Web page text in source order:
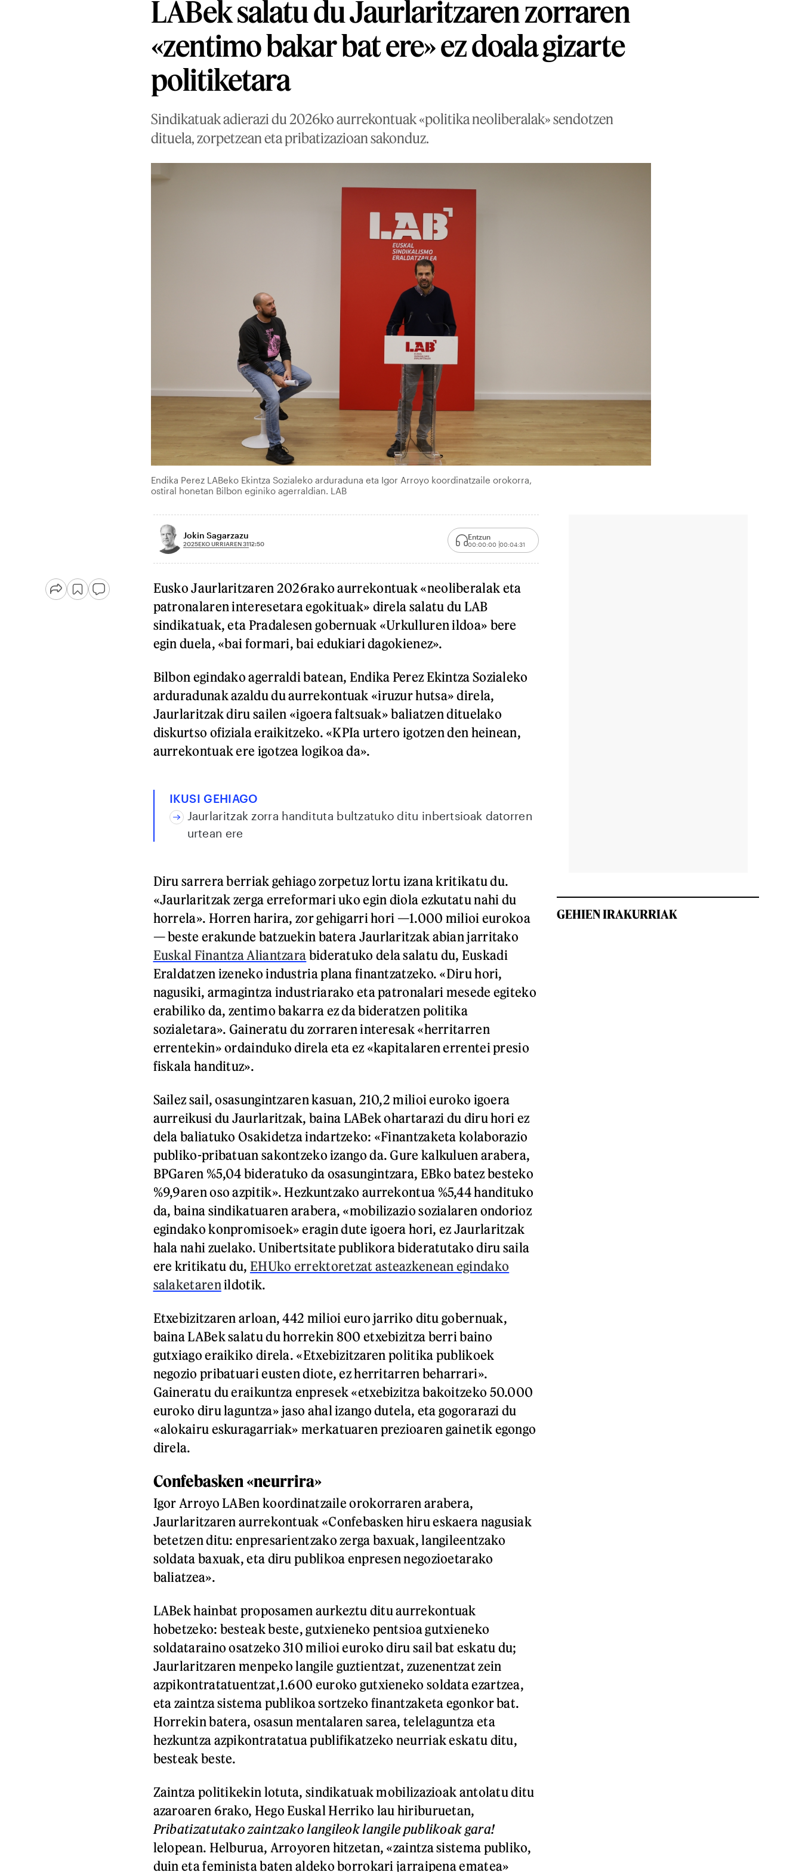
LABek salatu du Jaurlaritzaren zorraren
«zentimo bakar bat ere» ez doala gizarte
politiketara
Sindikatuak adierazi du 2026ko aurrekontuak «politika neoliberalak» sendotzen
dituela, zorpetzean eta pribatizazioan sakonduz.
Endika Perez LABeko Ekintza Sozialeko arduraduna eta Igor Arroyo koordinatzaile orokorra,
ostiral honetan Bilbon eginiko agerraldian. LAB
Jokin Sagarzazu
2025EKO URRIAREN 3112:50
Entzun
00:00:00 00:04:31
Eusko Jaurlaritzaren 2026rako aurrekontuak «neoliberalak eta
patronalaren interesetara egokituak» direla salatu du LAB
sindikatuak, eta Pradalesen gobernuak «Urkulluren ildoa» bere
egin duela, «bai formari, bai edukiari dagokienez».
Bilbon egindako agerraldi batean, Endika Perez Ekintza Sozialeko
arduradunak azaldu du aurrekontuak «iruzur hutsa» direla,
Jaurlaritzak diru sailen «igoera faltsuak» baliatzen dituelako
diskurtso ofiziala eraikitzeko. «KPIa urtero igotzen den heinean,
aurrekontuak ere igotzea logikoa da».
IKUSI GEHIAGO
Jaurlaritzak zorra handituta bultzatuko ditu inbertsioak datorren
urtean ere
Diru sarrera berriak gehiago zorpetuz lortu izana kritikatu du.
«Jaurlaritzak zerga erreformari uko egin diola ezkutatu nahi du
horrela». Horren harira, zor gehigarri hori —1.000 milioi eurokoa
— beste erakunde batzuekin batera Jaurlaritzak abian jarritako
Euskal Finantza Aliantzara bideratuko dela salatu du, Euskadi
Eraldatzen izeneko industria plana finantzatzeko. «Diru hori,
nagusiki, armagintza industriarako eta patronalari mesede egiteko
erabiliko da, zentimo bakarra ez da bideratzen politika
sozialetara». Gaineratu du zorraren interesak «herritarren
errentekin» ordainduko direla eta ez «kapitalaren errentei presio
fiskala handituz».
Sailez sail, osasungintzaren kasuan, 210,2 milioi euroko igoera
aurreikusi du Jaurlaritzak, baina LABek ohartarazi du diru hori ez
dela baliatuko Osakidetza indartzeko: «Finantzaketa kolaborazio
publiko-pribatuan sakontzeko izango da. Gure kalkuluen arabera,
BPGaren %5,04 bideratuko da osasungintzara, EBko batez besteko
%9,9aren oso azpitik». Hezkuntzako aurrekontua %5,44 handituko
da, baina sindikatuaren arabera, «mobilizazio sozialaren ondorioz
egindako konpromisoek» eragin dute igoera hori, ez Jaurlaritzak
hala nahi zuelako. Unibertsitate publikora bideratutako diru saila
ere kritikatu du, EHUko errektoretzat asteazkenean egindako
salaketaren ildotik.
Etxebizitzaren arloan, 442 milioi euro jarriko ditu gobernuak,
baina LABek salatu du horrekin 800 etxebizitza berri baino
gutxiago eraikiko direla. «Etxebizitzaren politika publikoek
negozio pribatuari eusten diote, ez herritarren beharrari».
Gaineratu du eraikuntza enpresek «etxebizitza bakoitzeko 50.000
euroko diru laguntza» jaso ahal izango dutela, eta gogorarazi du
«alokairu eskuragarriak» merkatuaren prezioaren gainetik egongo
direla.
Confebasken «neurrira»
Igor Arroyo LABen koordinatzaile orokorraren arabera,
Jaurlaritzaren aurrekontuak «Confebasken hiru eskaera nagusiak
betetzen ditu: enpresarientzako zerga baxuak, langileentzako
soldata baxuak, eta diru publikoa enpresen negozioetarako
baliatzea».
LABek hainbat proposamen aurkeztu ditu aurrekontuak
hobetzeko: besteak beste, gutxieneko pentsioa gutxieneko
soldataraino osatzeko 310 milioi euroko diru sail bat eskatu du;
Jaurlaritzaren menpeko langile guztientzat, zuzenentzat zein
azpikontratatuentzat,1.600 euroko gutxieneko soldata ezartzea,
eta zaintza sistema publikoa sortzeko finantzaketa egonkor bat.
Horrekin batera, osasun mentalaren sarea, telelaguntza eta
hezkuntza azpikontratatua publifikatzeko neurriak eskatu ditu,
besteak beste.
Zaintza politikekin lotuta, sindikatuak mobilizazioak antolatu ditu
azaroaren 6rako, Hego Euskal Herriko lau hiriburuetan,
Pribatizatutako zaintzako langileok langile publikoak gara!
lelopean. Helburua, Arroyoren hitzetan, «zaintza sistema publiko,
duin eta feminista baten aldeko borrokari jarraipena ematea»
GEHIEN IRAKURRIAK